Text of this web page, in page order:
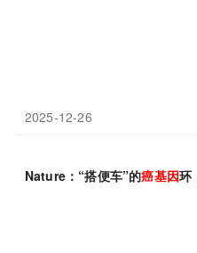
2025-12-26
Nature：“搭便车”的癌基因环